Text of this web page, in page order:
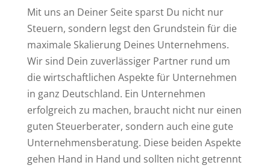
Mit uns an Deiner Seite sparst Du nicht nur
Steuern, sondern legst den Grundstein für die
maximale Skalierung Deines Unternehmens.
Wir sind Dein zuverlässiger Partner rund um
die wirtschaftlichen Aspekte für Unternehmen
in ganz Deutschland. Ein Unternehmen
erfolgreich zu machen, braucht nicht nur einen
guten Steuerberater, sondern auch eine gute
Unternehmensberatung. Diese beiden Aspekte
gehen Hand in Hand und sollten nicht getrennt